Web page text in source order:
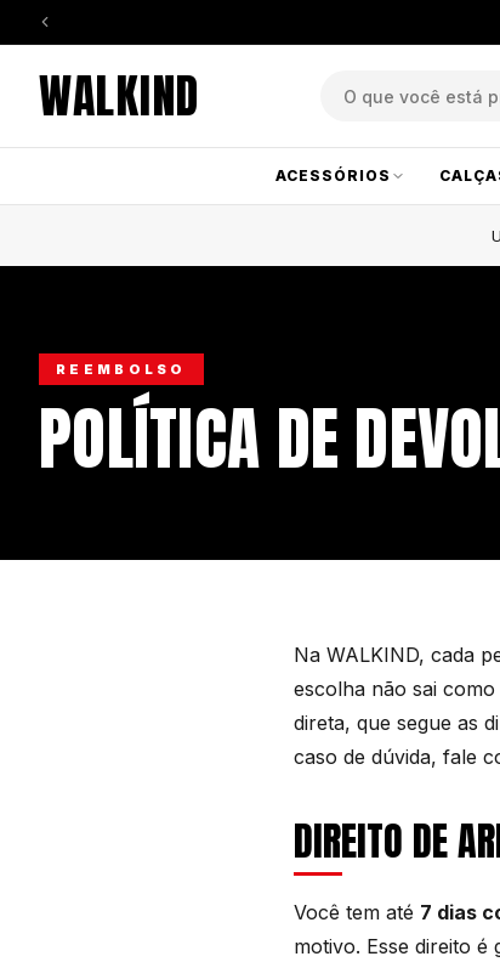
WALKIND
ACESSÓRIOS
REEMBOLSO
POLÍTICA DE
Na WALKIND, cada
escolha não sai
direta, que segue as
caso de dúvida, fale
DIREITO DE
Você tem até 7 dias
motivo. Esse direito